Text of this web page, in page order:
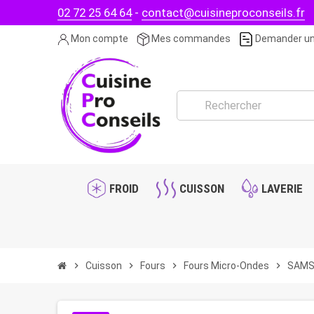
02 72 25 64 64- contact@cuisineproconseils.fr
Mon compte Mes commandes Demander
FROID CUISSON LAVERIE
chevron_right Cuisson chevron_right Fours chevron_right Fours Micro-Ondes chevron_right